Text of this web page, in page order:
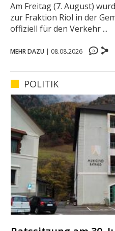
0
Am Freitag (7. August)
zur Fraktion Riol in der
offiziell für den Verkehr ...
MEHR DAZU | 08.08.2026 00
POLITIK